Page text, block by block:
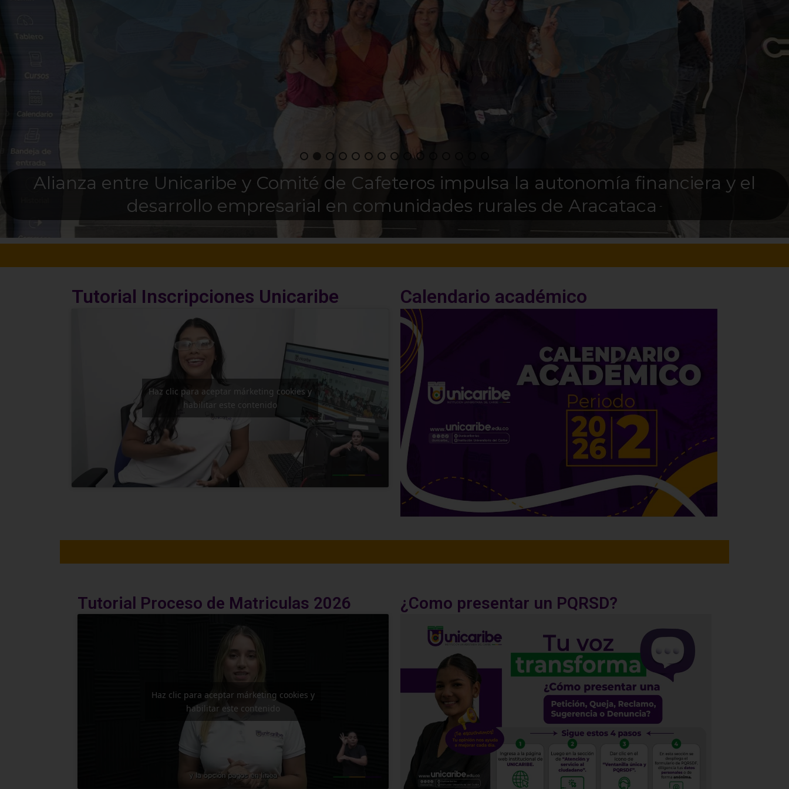
Alianza entre Unicaribe y Comité de Cafeteros impulsa la autonomía financiera y el
desarrollo empresarial en comunidades rurales de Aracataca -
Tutorial Inscripciones Unicaribe
Haz clic para aceptar márketing cookies y
habilitar este contenido
Calendario académico
Tutorial Proceso de Matriculas 2026
Haz clic para aceptar márketing cookies y
habilitar este contenido
¿Como presentar un PQRSD?